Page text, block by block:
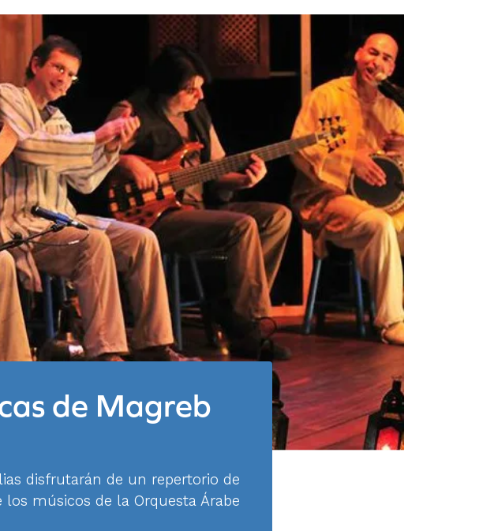
de Magreb
disfrutarán de un repertorio de
músicos de la Orquesta Árabe